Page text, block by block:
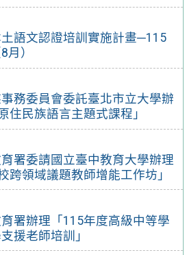
語文認證培訓實施計畫─115
月）
務委員會委託臺北市立大學辦
住民族語言主題式課程」
署委請國立臺中教育大學辦理
跨領域議題教師增能工作坊」
署辦理「115年度高級中等學
援老師培訓」